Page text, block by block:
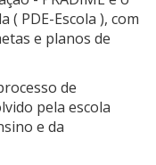
( PDE-Escola ), com
e planos de
de
pela escola
e da